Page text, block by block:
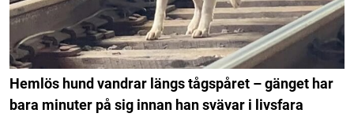
Hemlös hund vandrar längs tågspåret – gänget har
bara minuter på sig innan han svävar i livsfara